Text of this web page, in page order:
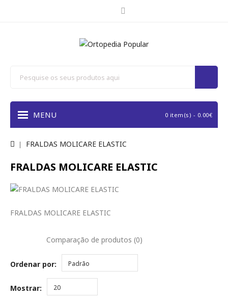
0 item(s) - 0.00€
MENU
FRALDAS MOLICARE ELASTIC
FRALDAS MOLICARE ELASTIC
FRALDAS MOLICARE ELASTIC
Comparação de produtos (0)
Ordenar por: Padrão
Mostrar: 20